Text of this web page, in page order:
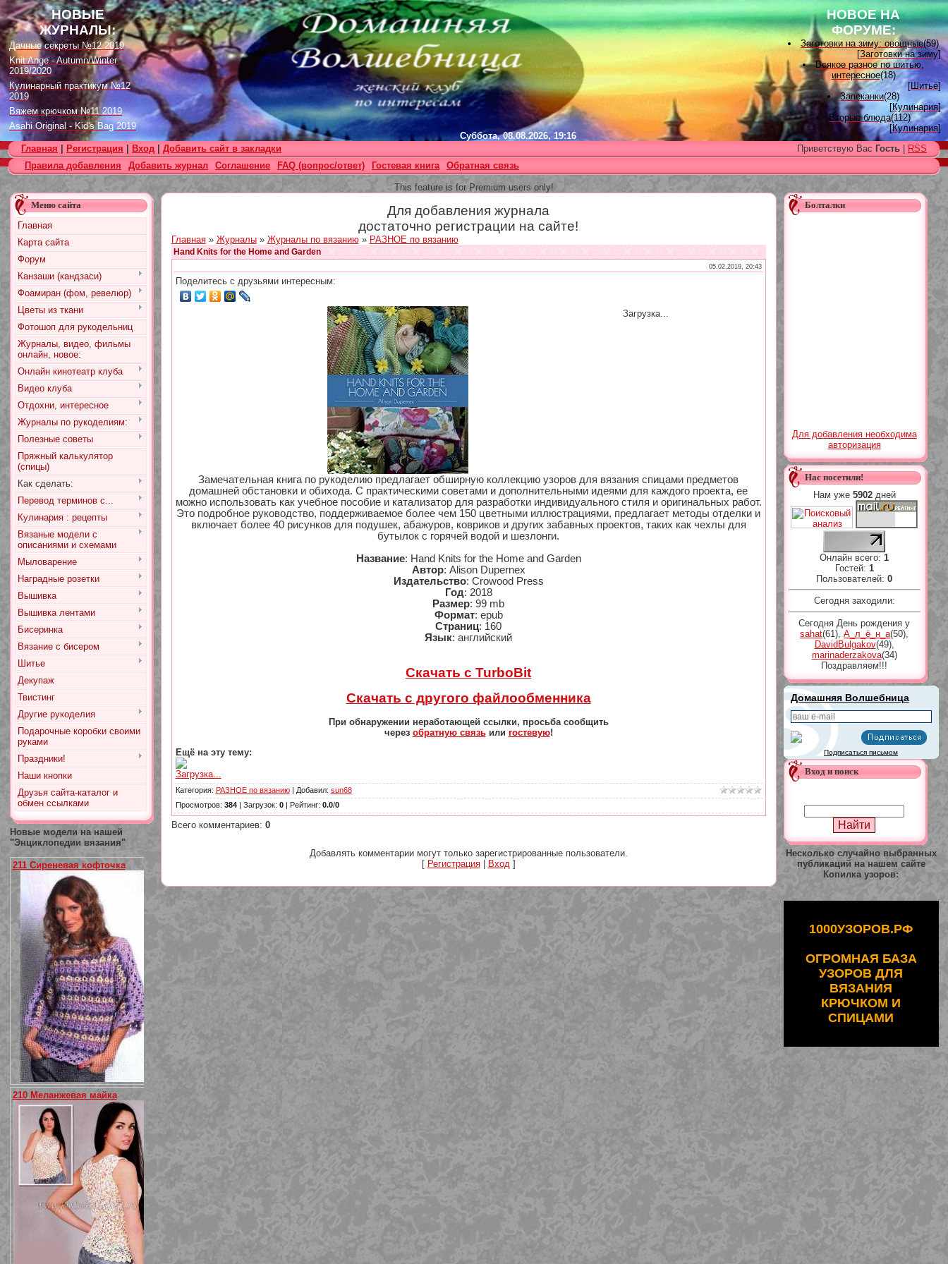
НОВЫЕ
ЖУРНАЛЫ:
Дачные секреты №12 2019
Knit Ange - Autumn/Winter
2019/2020
Кулинарный практикум №12
2019
Вяжем крючком №11 2019
Asahi Original - Kid's Bag 2019
Цветок. Спецвыпуск №4 2019
Designs in Machine Embroidery
№116 2019
Burda Örgü dergisi №2 2019
Loopy Mango Knitting: 34
Fashionable Pieces You Can
Make in a Day
Craft Stamper - January 2020
Суббота, 08.08.2026, 19:16
НОВОЕ НА
ФОРУМЕ:
Заготовки на зиму: овощные(59)
[Заготовки на зиму]
Всякое разное по шитью,
интересное(18)
[Шитьё]
Запеканки(28)
[Кулинария]
Вторые блюда(112)
[Кулинария]
Вышивка лентами(15)
[Вышивка лентами ]
Наградные розетки для
домашних питомцев, МК и
[Наградные розетки из атласной
ленты
Вяжем для детей(96)
Главная Регистрация Вход Добавить сайт в закладки Приветствую Вас Гость
RSS
Правила добавления
Добавить журнал Соглашение FAQ (вопрос/ответ) Гостевая книга Обратная связь
This feature is for Premium users only!
Меню сайта
Главная
Карта сайта
Форум
Канзаши (кандзаси)
Фоамиран (фом, ревелюр)
Цветы из ткани
Фотошоп для рукодельниц
Журналы, видео, фильмы
онлайн, новое:
Онлайн кинотеатр клуба
Видео клуба
Отдохни, интересное
Журналы по рукоделиям:
Полезные советы
Пряжный калькулятор
(спицы)
Как сделать:
Перевод терминов с...
Кулинария : рецепты
Вязаные модели с
описаниями и схемами
Мыловарение
Наградные розетки
Вышивка
Вышивка лентами
Бисеринка
Вязание с бисером
Шитье
Декупаж
Твистинг
Другие рукоделия
Подарочные коробки своими
руками
Праздники!
Наши кнопки
Друзья сайта-каталог и
обмен ссылками
Новые модели на нашей
"Энциклопедии вязания"
211 Сиреневая кофточка
210 Меланжевая майка
Для добавления журнала
достаточно регистрации на сайте!
Главная» Журналы» Журналы по вязанию» РАЗНОЕ по вязанию
Hand Knits for the Home and Garden
05.02.2019, 20:43
Поделитесь с друзьями интересным:
Загрузка...
Замечательная книга по рукоделию предлагает обширную коллекцию узоров для вязания спицами предметов
домашней обстановки и обихода. С практическими советами и дополнительными идеями для каждого проекта, ее
можно использовать как учебное пособие и катализатор для разработки индивидуального стиля и оригинальных работ.
Это подробное руководство, поддерживаемое более чем 150 цветными иллюстрациями, предлагает методы отделки и
включает более 40 рисунков для подушек, абажуров, ковриков и других забавных проектов, таких как чехлы для
бутылок с горячей водой и шезлонги.
Название: Hand Knits for the Home and Garden
Автор: Alison Dupernex
Издательство: Crowood Press
Год: 2018
Размер: 99 mb
Формат: epub
Страниц: 160
Язык: английский
Скачать с TurboBit
Скачать с другого файлообменника
При обнаружении неработающей ссылки, просьба сообщить
через обратную связьили гостевую!
Ещё на эту тему:
Загрузка...
Категория: РАЗНОЕ по вязанию| Добавил: sun68
Просмотров: 384| Загрузок: 0| Рейтинг: 0.0/0
Всего комментариев: 0
Добавлять комментарии могут только зарегистрированные пользователи.
[ Регистрация| Вход]
Болталки
Для добавления необходима
авторизация
Нас посетили!
Нам уже 5902дней
Онлайн всего: 1
Гостей: 1
Пользователей: 0
Сегодня заходили:
Сегодня День рождения у
sahat(61) А_л_ё_н_а(50)
DavidBulgakov(49),
marinaderzakova(34)
Поздравляем!!!
Домашняя Волшебница
Подписаться письмом
Вход и поиск
Несколько случайно выбранных
публикаций на нашем сайте
Копилка узоров:
1000УЗОРОВ.РФ
ОГРОМНАЯ БАЗА
УЗОРОВ ДЛЯ
ВЯЗАНИЯ
КРЮЧКОМ И
СПИЦАМИ